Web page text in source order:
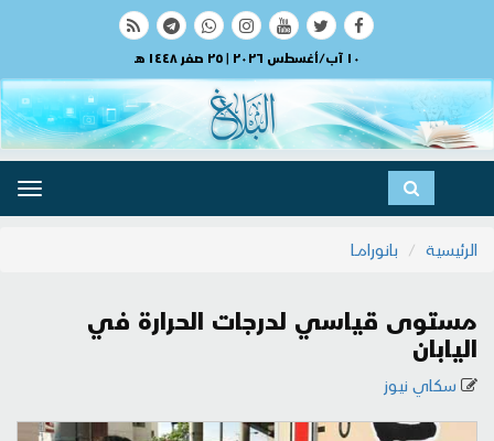
١٠ آب/أغسطس ٢٠٢٦ | ٢٥ صفر ١٤٤٨ هـ
الرئيسية
بانورامــا
مستوى قياسي لدرجات الحرارة في
اليابان
سكاي نيوز